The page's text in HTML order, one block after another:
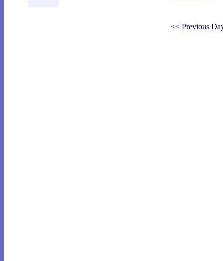
<< Previous